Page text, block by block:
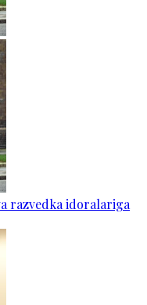
razvedka idoralariga